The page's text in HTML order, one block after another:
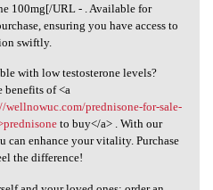
100mg[/URL - . Available for
ensuring you have access to
swiftly.
with low testosterone levels?
benefits of <a
wellnowuc.com/prednisone-for-sale-
to buy</a> . With our
can enhance your vitality. Purchase
the difference!